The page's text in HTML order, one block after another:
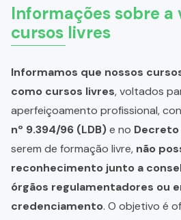
Informações sobre a
cursos livres
Informamos que nossos
como cursos livres, voltados
aperfeiçoamento profissional,
nº 9.394/96 (LDB)e no Decreto
serem de formação livre, não
reconhecimento junto a
órgãos regulamentadores ou
credenciamento. O objetivo é